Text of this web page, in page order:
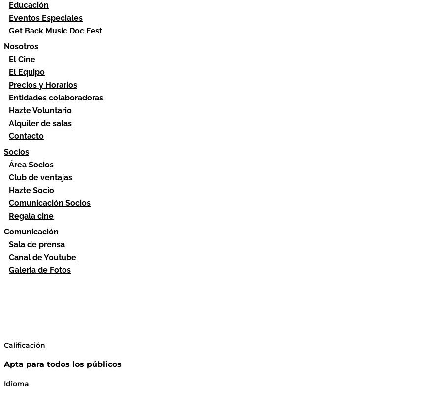
Educación
Eventos Especiales
Get Back Music Doc Fest
Nosotros
El Cine
El Equipo
Precios y Horarios
Entidades colaboradoras
Hazte Voluntario
Alquiler de salas
Contacto
Socios
Área Socios
Club de ventajas
Hazte Socio
Comunicación Socios
Regala cine
Comunicación
Sala de prensa
Canal de Youtube
Galeria de Fotos
Calificación
Apta para todos los públicos
Idioma